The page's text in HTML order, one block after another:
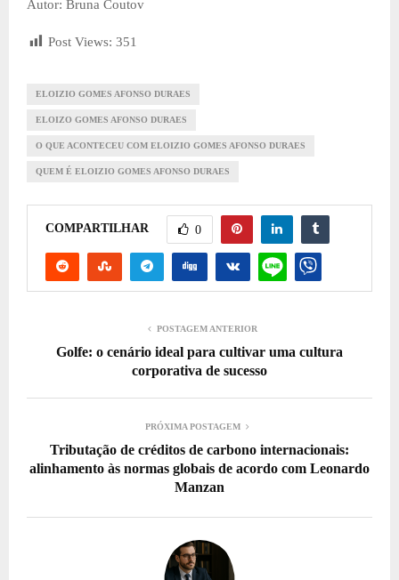
Autor: Bruna Coutov
Post Views: 351
ELOIZIO GOMES AFONSO DURAES
ELOIZO GOMES AFONSO DURAES
O QUE ACONTECEU COM ELOIZIO GOMES AFONSO DURAES
QUEM É ELOIZIO GOMES AFONSO DURAES
COMPARTILHAR 0
POSTAGEM ANTERIOR
Golfe: o cenário ideal para cultivar uma cultura
corporativa de sucesso
PRÓXIMA POSTAGEM
Tributação de créditos de carbono internacionais:
alinhamento às normas globais de acordo com Leonardo
Manzan